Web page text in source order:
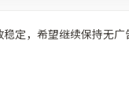
定，希望继续保持无广